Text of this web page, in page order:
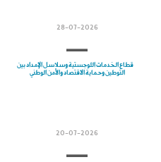
28-07-2026
قطاع الخدمات اللوجستية وسلاسل الإمداد بين
التوطين وحماية الاقتصاد والأمن الوطني
20-07-2026